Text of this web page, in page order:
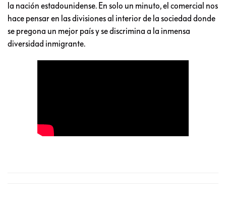
la nación estadounidense. En solo un minuto, el comercial nos
hace pensar en las divisiones al interior de la sociedad donde
se pregona un mejor país y se discrimina a la inmensa
diversidad inmigrante.